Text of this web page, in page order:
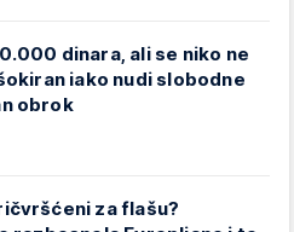
dinara, ali se niko ne
iako nudi slobodne
obrok
za flašu?